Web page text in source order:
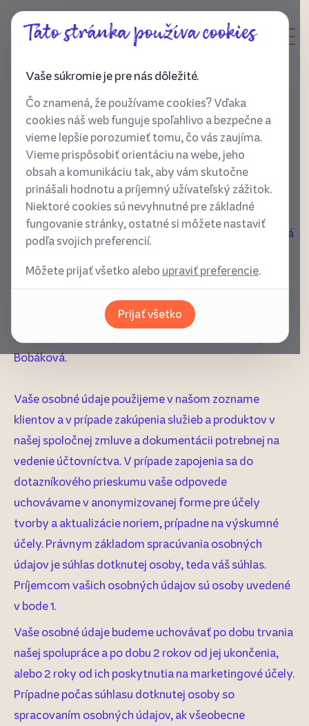
Ochrana osobných údajov
Dôležité informácie z našej strany:
Naše kontaktné údaje: Spoločnosť Dobrobytie, s.r.o. so
sídlom Záborského 880/8, 831 03 Bratislava - mestská
zápisaná v obchodnom registri Okresného súdu
Poverené konateľky Eva Vavráková a Tamara Sapák
Bobáková.
Vaše osobné údaje použijeme v našom zozname
klientov a v prípade zakúpenia služieb a produktov v
našej spoločnej zmluve a dokumentácii potrebnej na
vedenie účtovníctva. V prípade zapojenia sa do
dotazníkového prieskumu vaše odpovede
uchovávame v anonymizovanej forme pre účely
tvorby a aktualizácie noriem, prípadne na výskumné
účely. Právnym základom spracúvania osobných
údajov je súhlas dotknutej osoby, teda váš súhlas.
Príjemcom vašich osobných údajov sú osoby uvedené
v bode 1.
Vaše osobné údaje budeme uchovávať po dobu trvania
našej spolupráce a po dobu 2 rokov od jej ukončenia,
alebo 2 roky od ich poskytnutia na marketingové účely.
Prípadne počas súhlasu dotknutej osoby so
spracovaním osobných údajov, ak všeobecne
Táto stránka používa cookies
Vaše súkromie je pre nás dôležité.
Čo znamená, že používame cookies? Vďaka
cookies náš web funguje spoľahlivo a bezpečne a
vieme lepšie porozumieť tomu, čo vás zaujíma.
Vieme prispôsobiť orientáciu na webe, jeho
obsah a komunikáciu tak, aby vám skutočne
prinášali hodnotu a príjemný užívateľský zážitok.
Niektoré cookies sú nevyhnutné pre základné
fungovanie stránky, ostatné si môžete nastaviť
podľa svojich preferencií.
Môžete prijať všetko alebo upraviť preferencie.
Prijať všetko